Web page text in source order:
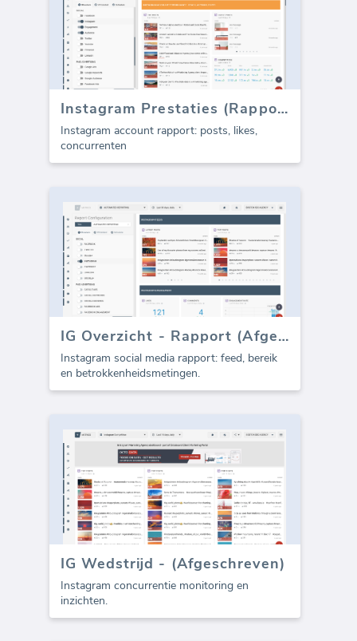
Instagram Prestaties (Rapport)
Instagram account rapport: posts, likes,
concurrenten
IG Overzicht - Rapport (Afgeschreven)
Instagram social media rapport: feed, bereik
en betrokkenheidsmetingen.
IG Wedstrijd - (Afgeschreven)
Instagram concurrentie monitoring en
inzichten.